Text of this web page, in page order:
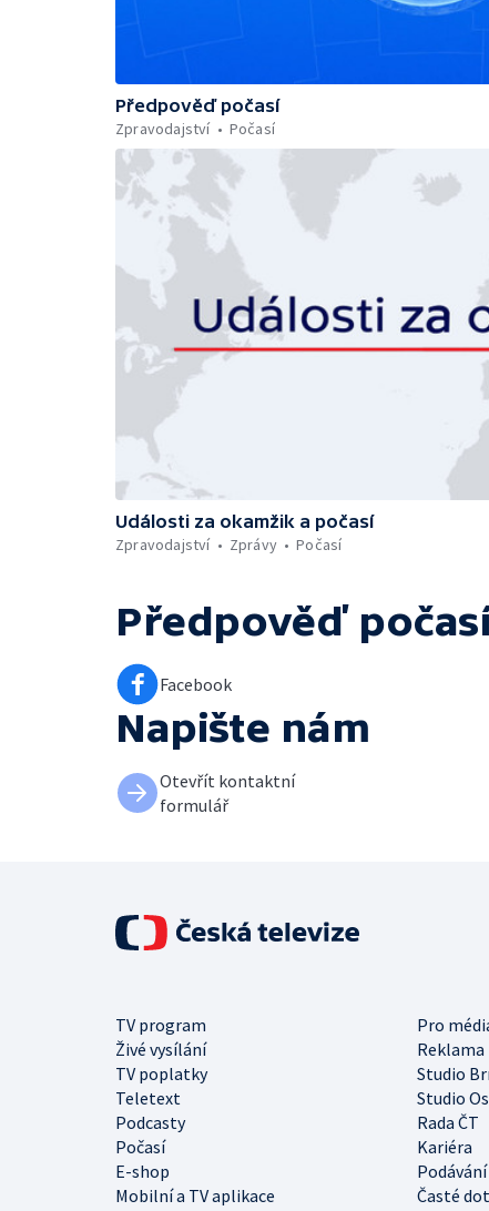
Předpověď počasí
Zpravodajství
Počasí
Události za okamžik a počasí
Zpravodajství
Zprávy Počasí
Předpověď
Facebook
Napište nám
Otevřít kontaktní
formulář
TV program
Pro
Živé vysílání
Reklama
TV poplatky
Studio
Teletext
Studio
Podcasty
Rada ČT
Počasí
Kariéra
E-shop
Mobilní a TV aplikace
Časté